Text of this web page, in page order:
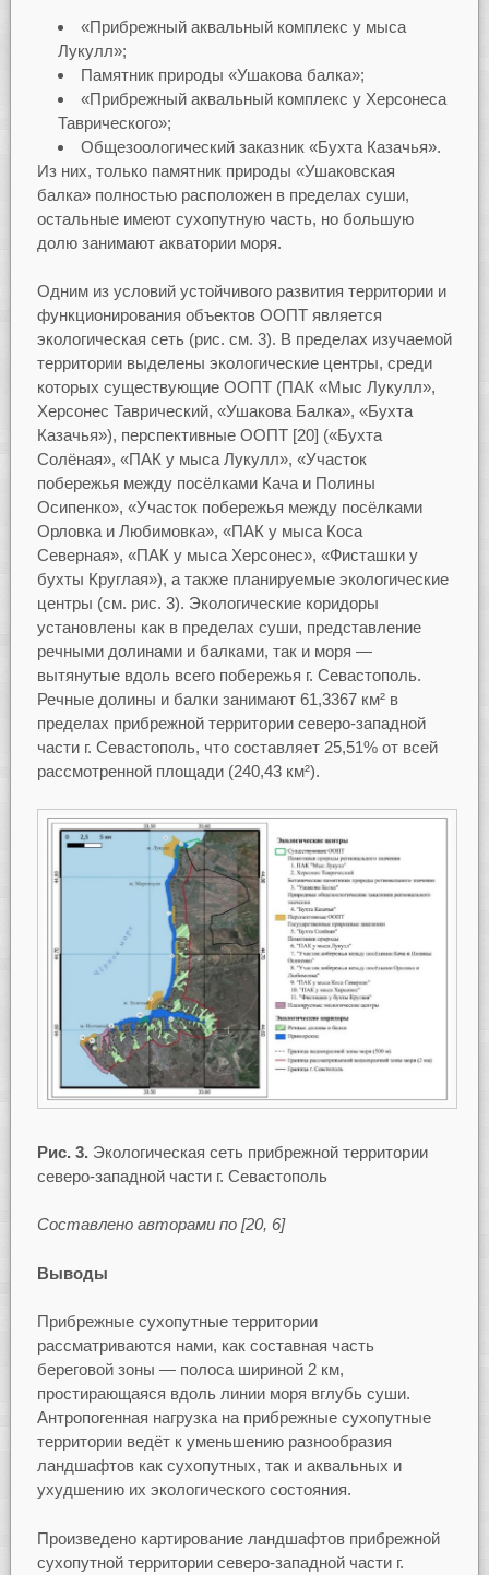
«Прибрежный аквальный комплекс у мыса
Лукулл»;
Памятник природы «Ушакова балка»;
«Прибрежный аквальный комплекс у Херсонеса
Таврического»;
Общезоологический заказник «Бухта Казачья».
Из них, только памятник природы «Ушаковская
балка» полностью расположен в пределах суши,
остальные имеют сухопутную часть, но большую
долю занимают акватории моря.
Одним из условий устойчивого развития территории и
функционирования объектов ООПТ является
экологическая сеть (рис. см. 3). В пределах изучаемой
территории выделены экологические центры, среди
которых существующие ООПТ (ПАК «Мыс Лукулл»,
Херсонес Таврический, «Ушакова Балка», «Бухта
Казачья»), перспективные ООПТ [20] («Бухта
Солёная», «ПАК у мыса Лукулл», «Участок
побережья между посёлками Кача и Полины
Осипенко», «Участок побережья между посёлками
Орловка и Любимовка», «ПАК у мыса Коса
Северная», «ПАК у мыса Херсонес», «Фисташки у
бухты Круглая»), а также планируемые экологические
центры (см. рис. 3). Экологические коридоры
установлены как в пределах суши, представление
речными долинами и балками, так и моря —
вытянутые вдоль всего побережья г. Севастополь.
Речные долины и балки занимают 61,3367 км² в
пределах прибрежной территории северо-западной
части г. Севастополь, что составляет 25,51% от всей
рассмотренной площади (240,43 км²).
Рис. 3.Экологическая сеть прибрежной территории
северо-западной части г. Севастополь
Составлено авторами по [20, 6]
Выводы
Прибрежные сухопутные территории
рассматриваются нами, как составная часть
береговой зоны — полоса шириной 2 км,
простирающаяся вдоль линии моря вглубь суши.
Антропогенная нагрузка на прибрежные сухопутные
территории ведёт к уменьшению разнообразия
ландшафтов как сухопутных, так и аквальных и
ухудшению их экологического состояния.
Произведено картирование ландшафтов прибрежной
сухопутной территории северо-западной части г.